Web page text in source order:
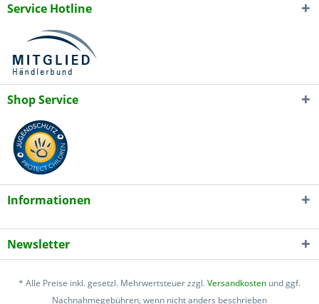
Service Hotline
Shop Service
Informationen
Newsletter
* Alle Preise inkl. gesetzl. Mehrwertsteuer zzgl.Versandkosten und ggf.
Nachnahmegebühren, wenn nicht anders beschrieben